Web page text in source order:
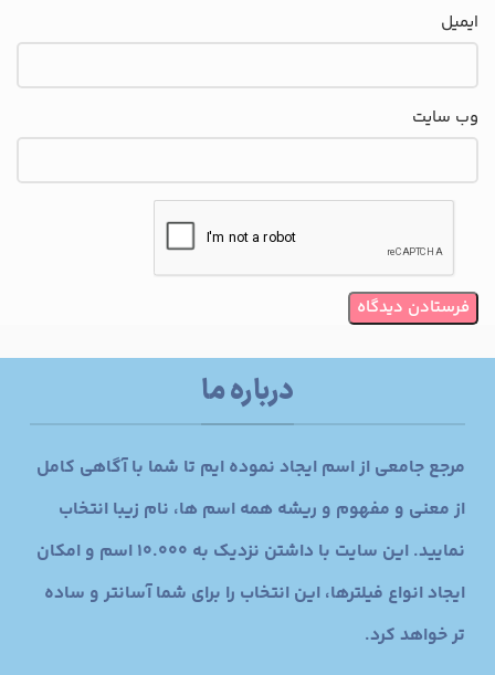
ایمیل
وب‌ سایت
درباره ما
مرجع جامعی از اسم ایجاد نموده ایم تا شما با آگاهی کامل
از معنی و مفهوم و ریشه همه اسم ها، نام زیبا انتخاب
نمایید. این سایت با داشتن نزدیک به 10.000 اسم و امکان
ایجاد انواع فیلترها، این انتخاب را برای شما آسانتر و ساده
تر خواهد کرد.